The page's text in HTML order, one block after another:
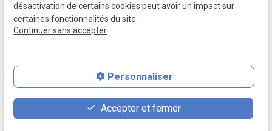
cookies
place
Plan d'accès
contact_page
Contact
phone
05 82 88 40 54
désactivation de certains cookies peut avoir un impact sur
certaines fonctionnalités du site.
Continuer sans accepter
Personnaliser
Accepter et fermer